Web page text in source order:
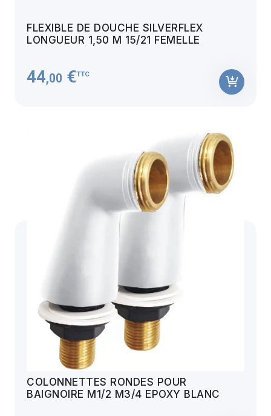
FLEXIBLE DE DOUCHE SILVERFLEX
LONGUEUR 1,50 M 15/21 FEMELLE
44,00 €TTC
COLONNETTES RONDES POUR
BAIGNOIRE M1/2 M3/4 EPOXY BLANC